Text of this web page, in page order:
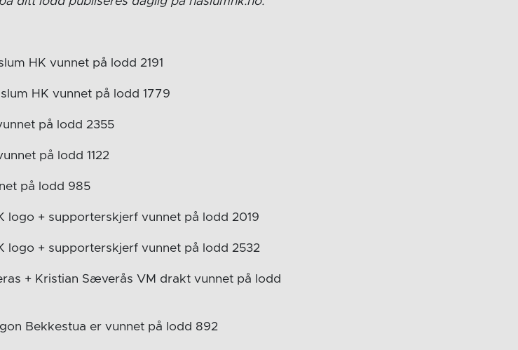
HK vunnet på lodd 2191
HK vunnet på lodd 1779
på lodd 2355
på lodd 1122
på lodd 985
logo + supporterskjerf vunnet på lodd 2019
logo + supporterskjerf vunnet på lodd 2532
+ Kristian Sæverås VM drakt vunnet på lodd
Bekkestua er vunnet på lodd 892